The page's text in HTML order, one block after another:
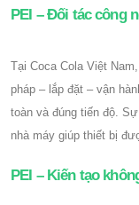
PEI – Đối tác công
Tại Coca Cola Việt
pháp – lắp đặt – vận
toàn và đúng tiến độ.
nhà máy giúp thiết bị
PEI – Kiến tạo